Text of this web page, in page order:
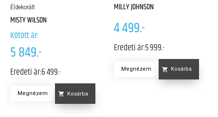
Éldekorált
MISTY WILSON
Kötött ár:
5 849.-
Eredeti ár:6 499.-
Megnézem Kosárba
MILLY JOHNSON
4 499.-
Eredeti ár:5 999.-
Megnézem Kosárba